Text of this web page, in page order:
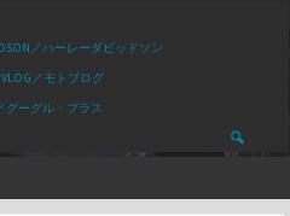
／ハーレーダビッドソン
／モトブログ
グーグル・プラス